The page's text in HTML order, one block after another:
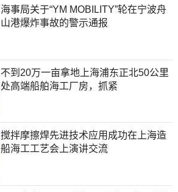
海事局关于“YM MOBILITY”轮在宁波舟
山港爆炸事故的警示通报
不到20万一亩拿地上海浦东正北50公里
处高端船舶海工厂房，抓紧
搅拌摩擦焊先进技术应用成功在上海造
船海工工艺会上演讲交流